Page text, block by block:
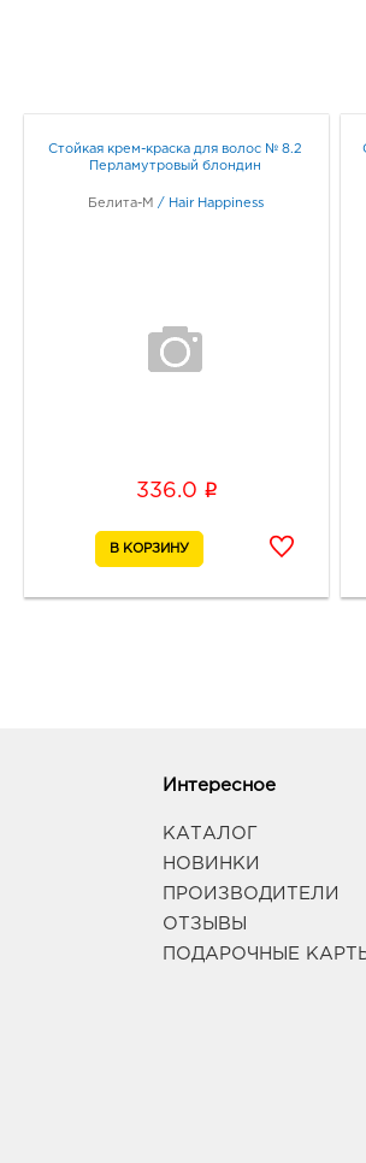
Стойкая крем-краска для волос № 8.2
Перламутровый блондин
Белита-М / Hair Happiness
336.0 i
Интересное
КАТАЛОГ
НОВИНКИ
ПРОИЗВОДИТЕЛИ
ОТЗЫВЫ
ПОДАРОЧНЫЕ